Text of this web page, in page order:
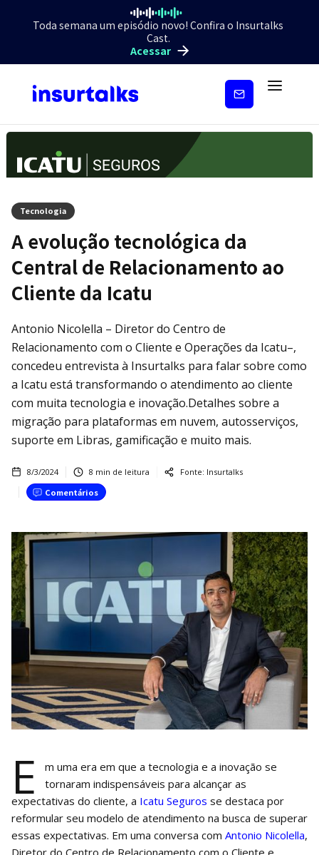
Toda semana um episódio novo! Confira o Insurtalks
Cast.
Acessar
Inscreva-
Tecnologia
A evolução tecnológica da
Central de Relacionamento ao
Cliente da Icatu
Antonio Nicolella – Diretor do Centro de
Relacionamento com o Cliente e Operações da Icatu–,
concedeu entrevista à Insurtalks para falar sobre como
a Icatu está transformando o atendimento ao cliente
com muita tecnologia e inovação.Detalhes sobre a
migração para plataformas em nuvem, autosserviços,
suporte em Libras, gamificação e muito mais.
8/3/2024 8 min de leitura Fonte: Insurtalks
Comentários
E
m uma era em que a tecnologia e a inovação se
tornaram indispensáveis para alcançar as
expectativas do cliente, a Icatu Seguros se destaca por
reformular seu modelo de atendimento na busca de superar
essas expectativas. Em uma conversa com Antonio Nicolella,
Diretor do Centro de Relacionamento com o Cliente e